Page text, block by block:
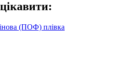
(ПОФ) плівка